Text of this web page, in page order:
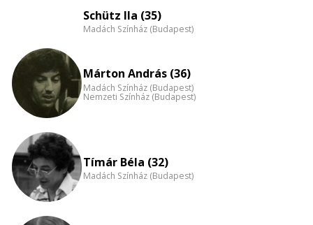
nagyítása
Schütz Ila (35)
Madách Színház (Budapest)
Márton András (36)
Madách Színház (Budapest)
Nemzeti Színház (Budapest)
Tímár Béla (32)
Madách Színház (Budapest)